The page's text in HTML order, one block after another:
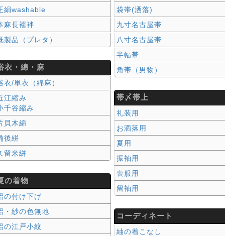
絹washable
麻長襦袢
製品（プレタ）
衣・綿・麻
衣/単衣（綿麻）
江縮み
千谷縮み
貝木綿
後絣
留米絣
の着物
の付け下げ
・紗の色無地
の江戸小紋
袋帯(洒落)
九寸名古屋帯
八寸名古屋帯
半幅帯
角帯（男物）
帯〆帯上
礼装用
お洒落用
夏用
振袖用
喪服用
留袖用
コーディネート
紬の着こなし